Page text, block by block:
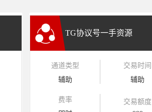
TG协议号一手资源
通道类型
辅助
交易时间
辅助
费率
交易额度